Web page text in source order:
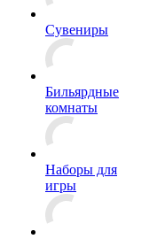
Сувениры
Бильярдные
комнаты
Наборы для
игры